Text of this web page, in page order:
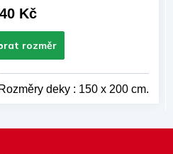
Kč
Rozměry deky : 150 x 200 cm.